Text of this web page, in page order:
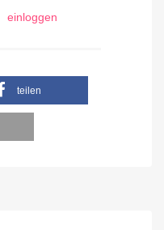
einloggen
teilen